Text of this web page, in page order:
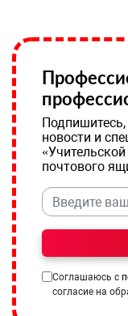
новости и
почтового
Соглашаюсь с
согласие на